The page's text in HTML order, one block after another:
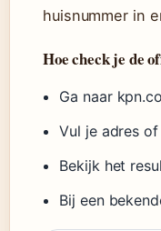
huisnummer in
Hoe check je de
Ga naar
Vul je adres
Bekijk het
Bij een